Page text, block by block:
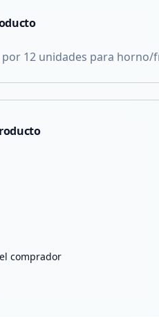
12 unidades para horno/
comprador